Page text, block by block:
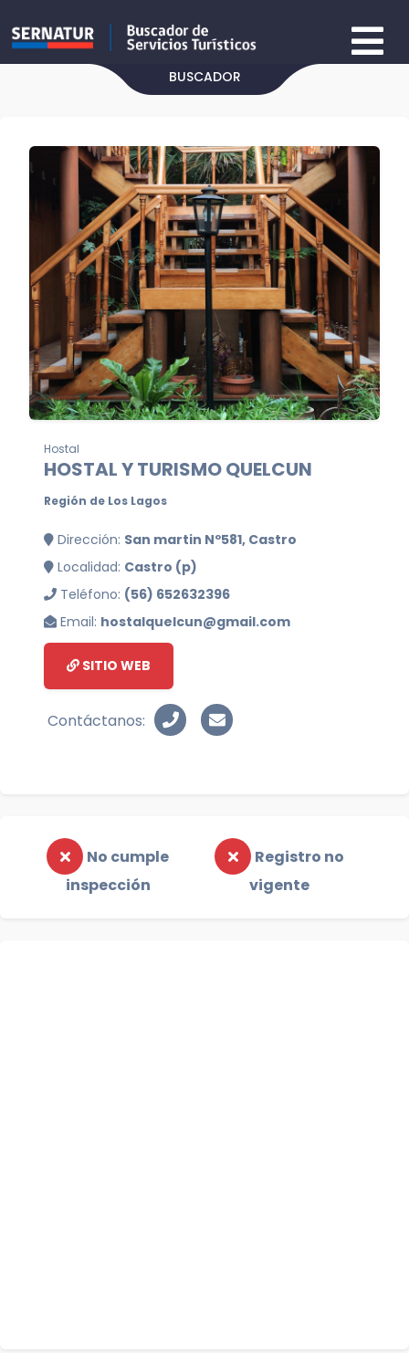
BUSCADOR
Hostal
HOSTAL Y TURISMO QUELCUN
Región de Los Lagos
Dirección: San martin Nº581, Castro
Localidad: Castro (p)
Teléfono: (56) 652632396
Email: hostalquelcun@gmail.com
SITIO WEB
Contáctanos:
No cumple
inspección
Registro no
vigente